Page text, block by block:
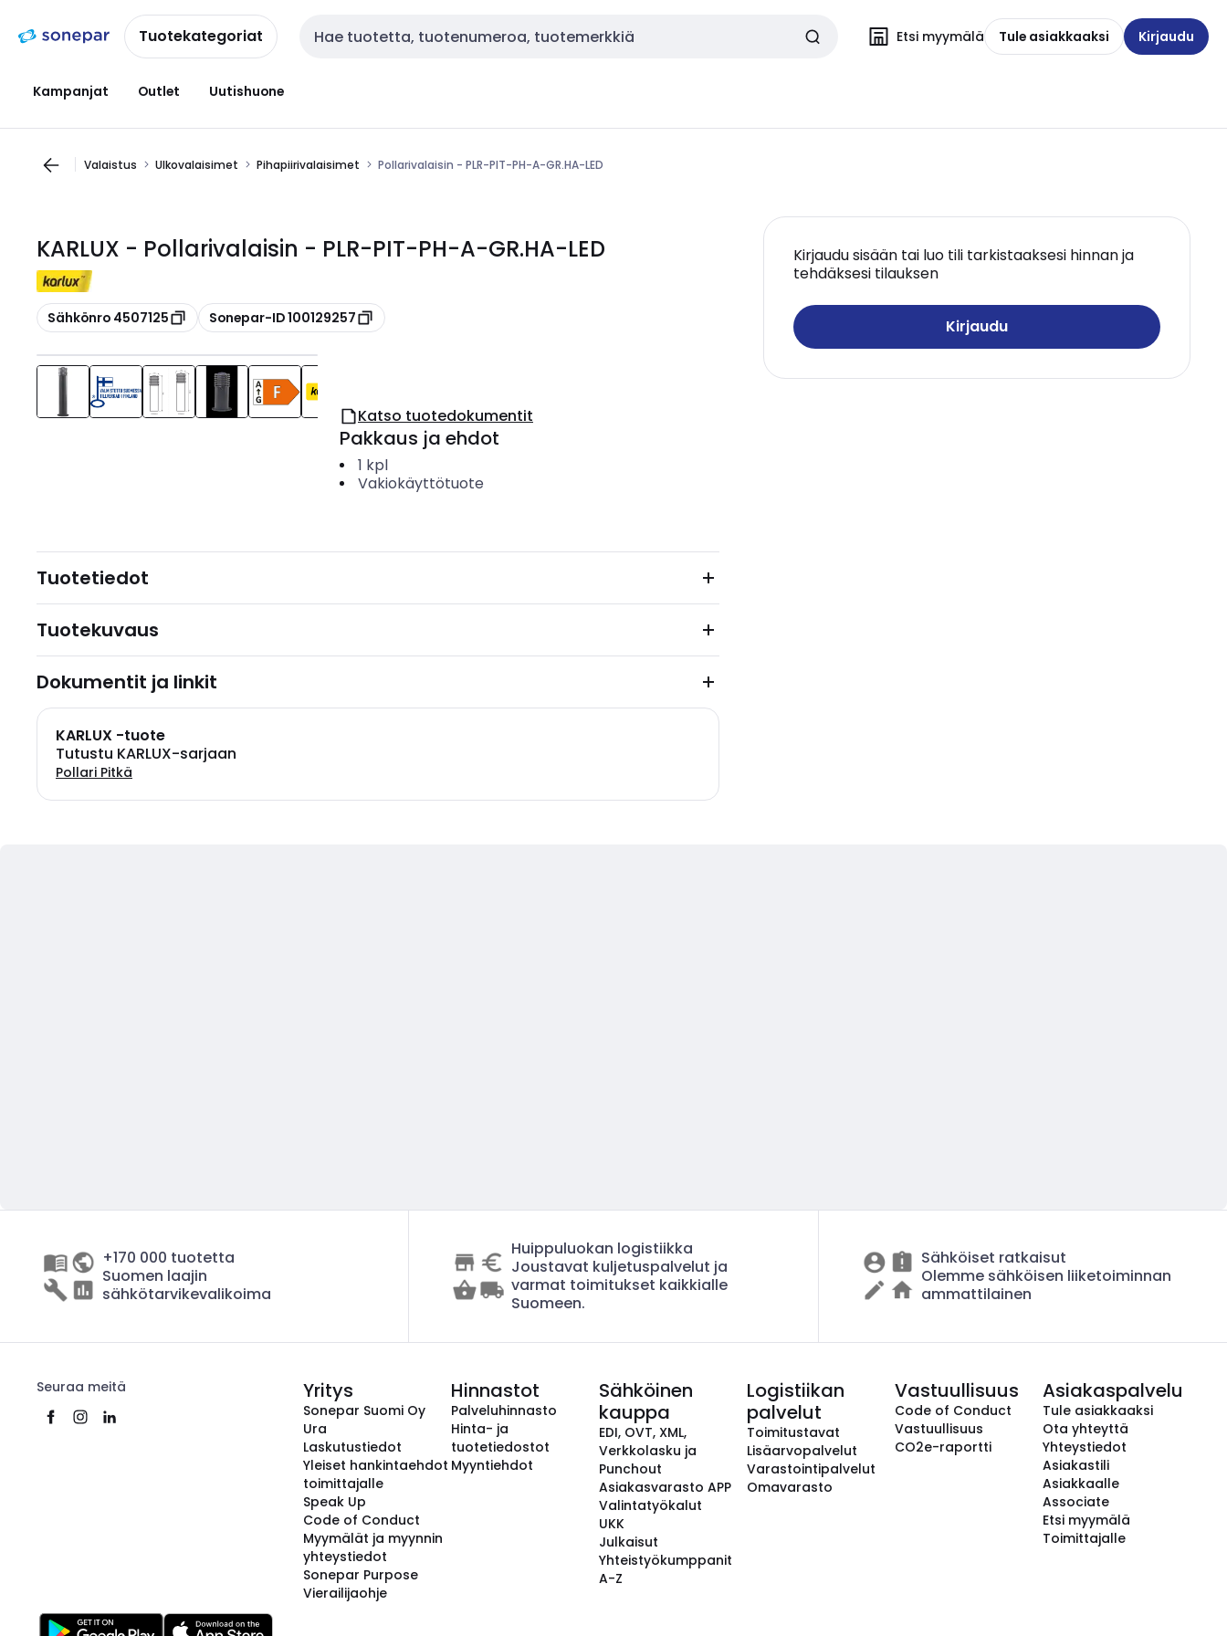
navigointiinsisältöönTuotekategoriat Haku Etsi myymälä Tule asiakkaaksi Kirjaudu
Kampanjat Outlet Uutishuone
Valaistus Ulkovalaisimet Pihapiirivalaisimet Pollarivalaisin - PLR-PIT-PH-A-GR.HA-LED
KARLUX - Pollarivalaisin - PLR-PIT-PH-A-GR.HA-LED
Kopioi
Sähkönro 4507125 Kopioi
Sonepar-ID 100129257
Kirjaudu sisään tai luo tili tarkistaaksesi hinnan ja
tehdäksesi tilauksen
Kirjaudu
Katso tuotedokumentit
Pakkaus ja ehdot
1 kpl
Vakiokäyttötuote
Tuotetiedot
Tuotekuvaus
Dokumentit ja linkit
KARLUX -tuote
Tutustu KARLUX-sarjaan
Pollari Pitkä
+170 000 tuotetta
Suomen laajin
sähkötarvikevalikoima
Huippuluokan logistiikka
Joustavat kuljetuspalvelut ja
varmat toimitukset kaikkialle
Suomeen.
Sähköiset ratkaisut
Olemme sähköisen liiketoiminnan
ammattilainen
Seuraa meitä Yritys
Sonepar Suomi Oy
Ura
Laskutustiedot
Yleiset hankintaehdot
toimittajalle
Speak Up
Code of Conduct
Myymälät ja myynnin
yhteystiedot
Sonepar Purpose
Vierailijaohje
Hinnastot
Palveluhinnasto
Hinta- ja
tuotetiedostot
Myyntiehdot
Sähköinen
kauppa
EDI, OVT, XML,
Verkkolasku ja
Punchout
Asiakasvarasto APP
Valintatyökalut
UKK
Julkaisut
Yhteistyökumppanit
A-Z
Logistiikan
palvelut
Toimitustavat
Lisäarvopalvelut
Varastointipalvelut
Omavarasto
Vastuullisuus
Code of Conduct
Vastuullisuus
CO2e-raportti
Asiakaspalvelu
Tule asiakkaaksi
Ota yhteyttä
Yhteystiedot
Asiakastili
Asiakkaalle
Associate
Etsi myymälä
Toimittajalle